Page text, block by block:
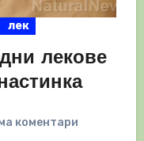
лек
лекове
коментари